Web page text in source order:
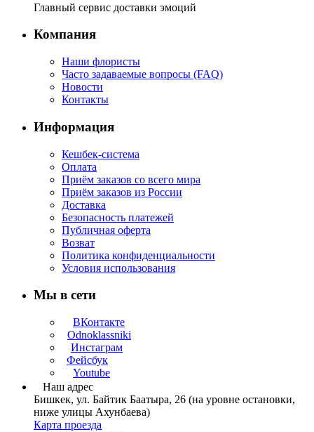
Главный сервис доставки эмоций
Компания
Наши флористы
Часто задаваемые вопросы (FAQ)
Новости
Контакты
Информация
Кешбек-система
Оплата
Приём заказов со всего мира
Приём заказов из России
Доставка
Безопасность платежей
Публичная оферта
Возват
Политика конфиденциальности
Условия использования
Мы в сети
ВКонтакте
Odnoklassniki
Инстаграм
Фейсбук
Youtube
Наш адрес
Бишкек, ул. Байтик Баатыра, 26 (на уровне остановки,
ниже улицы Ахунбаева)
Карта проезда